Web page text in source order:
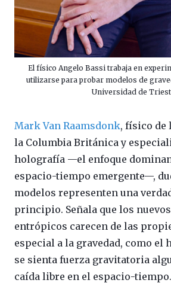
El físico Angelo Bassi trabaja en
utilizarse para probar modelos de
Universidad de
Mark Van Raamsdonk, físico de
la Columbia Británica y
holografía —el enfoque
espacio-tiempo emergente—,
modelos representen una
principio. Señala que los
entrópicos carecen de las
especial a la gravedad, como el
se sienta fuerza gravitatoria
caída libre en el espacio-tiempo.